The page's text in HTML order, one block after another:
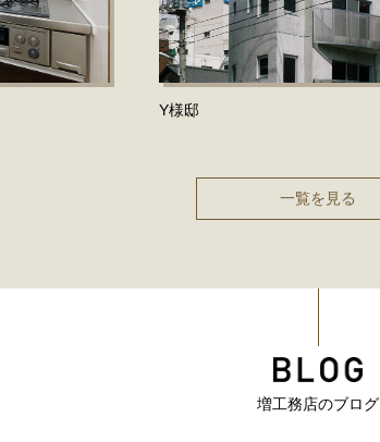
Y様邸
一覧を見る
増工務店のブログ